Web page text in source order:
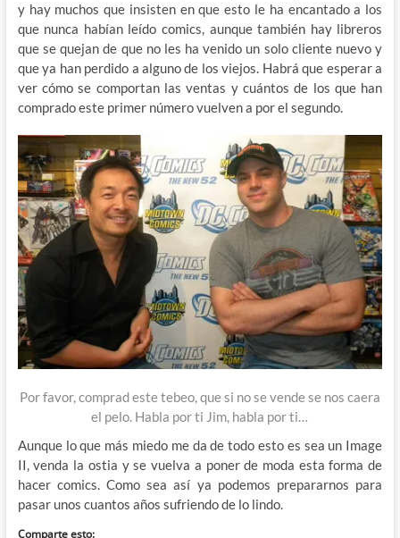
y hay muchos que insisten en que esto le ha encantado a los
que nunca habían leído comics, aunque también hay libreros
que se quejan de que no les ha venido un solo cliente nuevo y
que ya han perdido a alguno de los viejos. Habrá que esperar a
ver cómo se comportan las ventas y cuántos de los que han
comprado este primer número vuelven a por el segundo.
Por favor, comprad este tebeo, que si no se vende se nos caera
el pelo. Habla por ti Jim, habla por ti…
Aunque lo que más miedo me da de todo esto es sea un Image
II, venda la ostia y se vuelva a poner de moda esta forma de
hacer comics. Como sea así ya podemos prepararnos para
pasar unos cuantos años sufriendo de lo lindo.
Comparte esto: